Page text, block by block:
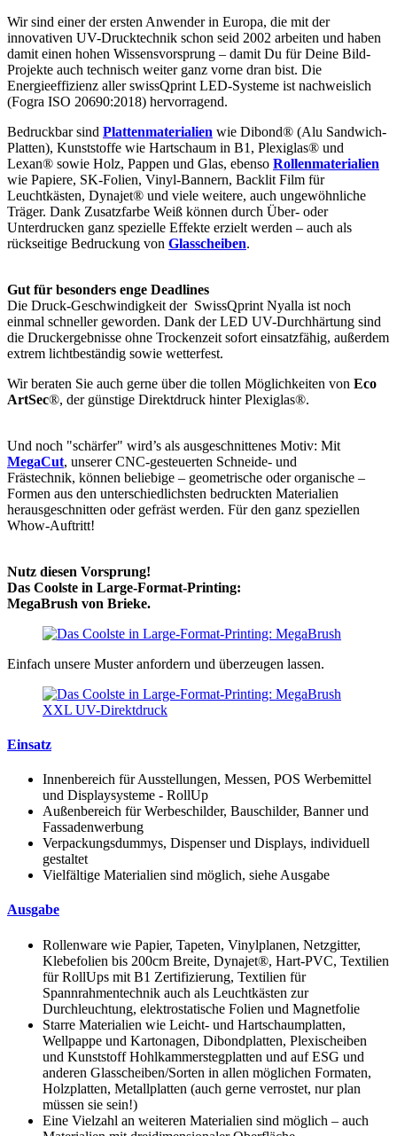
Wir sind einer der ersten Anwender in Europa, die mit der
innovativen UV-Drucktechnik schon seid 2002 arbeiten und haben
damit einen hohen Wissensvorsprung – damit Du für Deine Bild-
Projekte auch technisch weiter ganz vorne dran bist. Die
Energieeffizienz aller swissQprint LED-Systeme ist nachweislich
(Fogra ISO 20690:2018) hervorragend.
Bedruckbar sind Plattenmaterialien wie Dibond® (Alu Sandwich-
Platten), Kunststoffe wie Hartschaum in B1, Plexiglas® und
Lexan® sowie Holz, Pappen und Glas, ebenso Rollenmaterialien
wie Papiere, SK-Folien, Vinyl-Bannern, Backlit Film für
Leuchtkästen, Dynajet® und viele weitere, auch ungewöhnliche
Träger. Dank Zusatzfarbe Weiß können durch Über- oder
Unterdrucken ganz spezielle Effekte erzielt werden – auch als
rückseitige Bedruckung von Glasscheiben.
Gut für besonders enge Deadlines
Die Druck-Geschwindigkeit der SwissQprint Nyalla ist noch
einmal schneller geworden. Dank der LED UV-Durchhärtung sind
die Druckergebnisse ohne Trockenzeit sofort einsatzfähig, außerdem
extrem lichtbeständig sowie wetterfest.
Wir beraten Sie auch gerne über die tollen Möglichkeiten von Eco
ArtSec®, der günstige Direktdruck hinter Plexiglas®.
Und noch "schärfer" wird’s als ausgeschnittenes Motiv: Mit
MegaCut, unserer CNC-gesteuerten Schneide- und
Frästechnik, können beliebige – geometrische oder organische –
Formen aus den unterschiedlichsten bedruckten Materialien
herausgeschnitten oder gefräst werden. Für den ganz speziellen
Whow-Auftritt!
Nutz diesen Vorsprung!
Das Coolste in Large-Format-Printing:
MegaBrush von Brieke.
Einfach unsere Muster anfordern und überzeugen lassen.
Einsatz
Innenbereich für Ausstellungen, Messen, POS Werbemittel
und Displaysysteme - RollUp
Außenbereich für Werbeschilder, Bauschilder, Banner und
Fassadenwerbung
Verpackungsdummys, Dispenser und Displays, individuell
gestaltet
Vielfältige Materialien sind möglich, siehe Ausgabe
Ausgabe
Rollenware wie Papier, Tapeten, Vinylplanen, Netzgitter,
Klebefolien bis 200cm Breite, Dynajet®, Hart-PVC, Textilien
für RollUps mit B1 Zertifizierung, Textilien für
Spannrahmentechnik auch als Leuchtkästen zur
Durchleuchtung, elektrostatische Folien und Magnetfolie
Starre Materialien wie Leicht- und Hartschaumplatten,
Wellpappe und Kartonagen, Dibondplatten, Plexischeiben
und Kunststoff Hohlkammerstegplatten und auf ESG und
anderen Glasscheiben/Sorten in allen möglichen Formaten,
Holzplatten, Metallplatten (auch gerne verrostet, nur plan
müssen sie sein!)
Eine Vielzahl an weiteren Materialien sind möglich – auch